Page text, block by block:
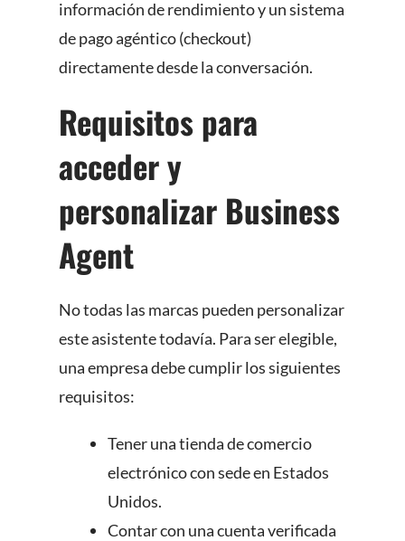
información de rendimiento y un sistema
de pago agéntico (checkout)
directamente desde la conversación.
Requisitos para
acceder y
personalizar Business
Agent
No todas las marcas pueden personalizar
este asistente todavía. Para ser elegible,
una empresa debe cumplir los siguientes
requisitos:
Tener una tienda de comercio
electrónico con sede en Estados
Unidos.
Contar con una cuenta verificada